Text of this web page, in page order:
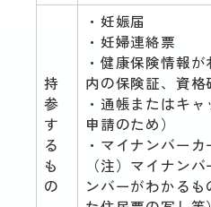
持
参
す
る
も
の
・妊娠届
・妊婦連絡票
・健康保険情報
内の保険証、資格
・通帳またはキ
申請のため）
・マイナンバーカ
（注）マイナン
ンバーがわかる